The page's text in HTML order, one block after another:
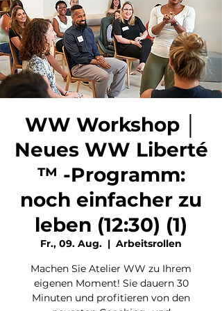
WW Workshop │
Neues WW Liberté
™ -Programm:
noch einfacher zu
leben (12:30) (1)
Fr., 09. Aug.
  |
Arbeitsrollen
Machen Sie Atelier WW zu Ihrem
eigenen Moment! Sie dauern 30
Minuten und profitieren von den